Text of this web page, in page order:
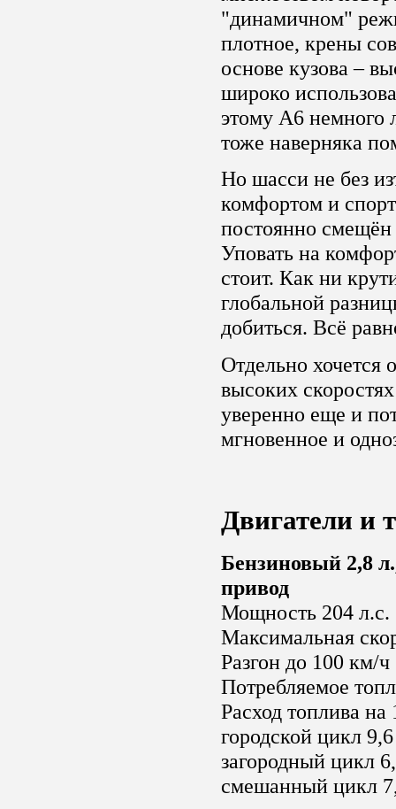
"динамичном"
плотное, крены
основе кузова –
широко
этому A6 немного
тоже наверняка
Но шасси не без
комфортом и
постоянно смещён
Уповать на
стоит. Как ни
глобальной
добиться. Всё
Отдельно хочется
высоких
уверенно еще и
мгновенное и
Двигатели и
Бензиновый 2,8
привод
Мощность 204 л.с.
Максимальная
Разгон до 100 км/ч
Потребляемое
Расход топлива на
городской цикл
загородный цикл
смешанный цикл